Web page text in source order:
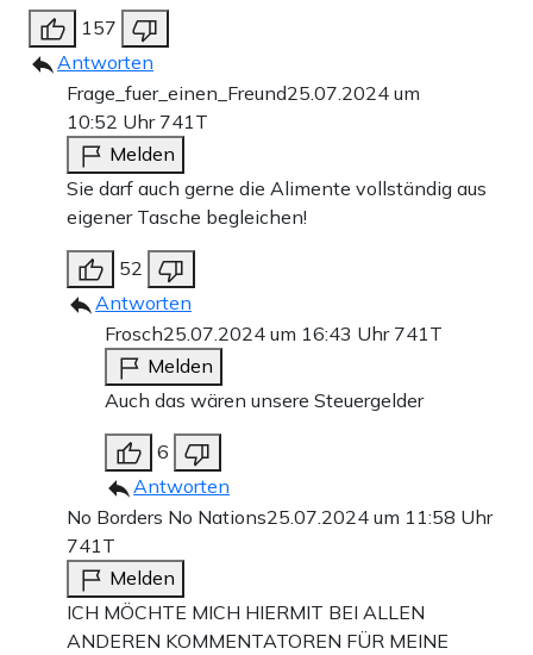
157
Antworten
Frage_fuer_einen_Freund25.07.2024 um
10:52 Uhr 741T
Melden
Sie darf auch gerne die Alimente vollständig aus
eigener Tasche begleichen!
52
Antworten
Frosch25.07.2024 um 16:43 Uhr 741T
Melden
Auch das wären unsere Steuergelder
6
Antworten
No Borders No Nations25.07.2024 um 11:58 Uhr
741T
Melden
ICH MÖCHTE MICH HIERMIT BEI ALLEN
ANDEREN KOMMENTATOREN FÜR MEINE